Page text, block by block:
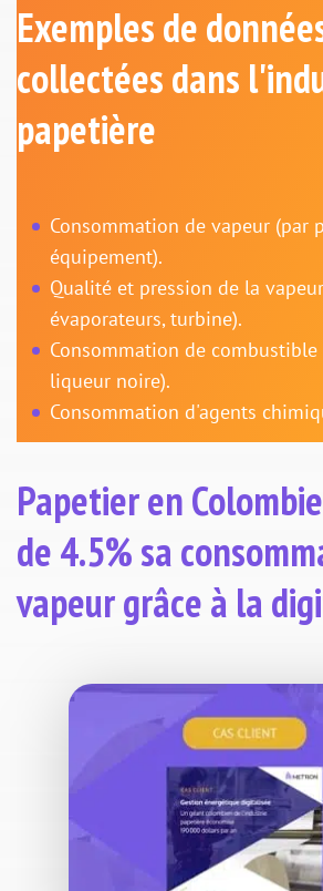
Exemples de
collectées dans
papetière
Consommation de vapeur (par
équipement).
Qualité et pression de la
évaporateurs, turbine).
Consommation de combustible
liqueur noire).
Consommation d'agents
Papetier en
de 4.5% sa
vapeur grâce à la